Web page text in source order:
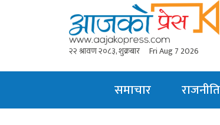
२२ श्रावण २०८३, शुक्रबार Fri Aug 7 2026
समाचार राजनीति